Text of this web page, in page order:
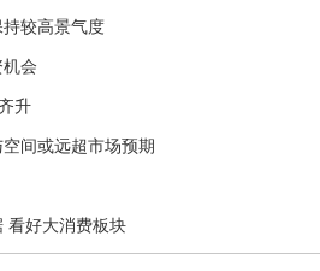
较高景气度
会
升
间或远超市场预期
看好大消费板块